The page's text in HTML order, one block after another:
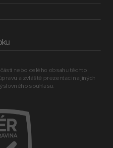
nebo celého obsahu těchto
a zvláště prezentaci na jiných
souhlasu.